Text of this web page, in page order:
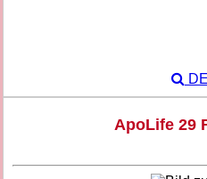
ApoLife 29